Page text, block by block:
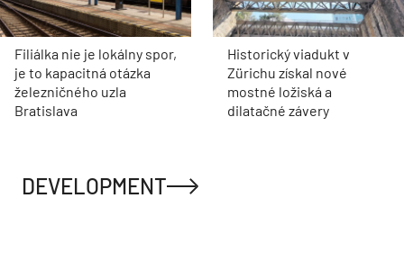
Filiálka nie je lokálny spor,
je to kapacitná otázka
železničného uzla
Bratislava
Historický viadukt v
Zürichu získal nové
mostné ložiská a
dilatačné závery
DEVELOPMENT